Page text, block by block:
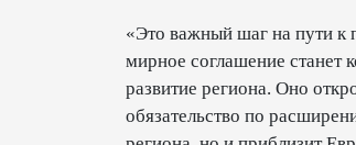
«Это важный шаг на пути к
мирное соглашение станет
развитие региона. Оно
обязательство по